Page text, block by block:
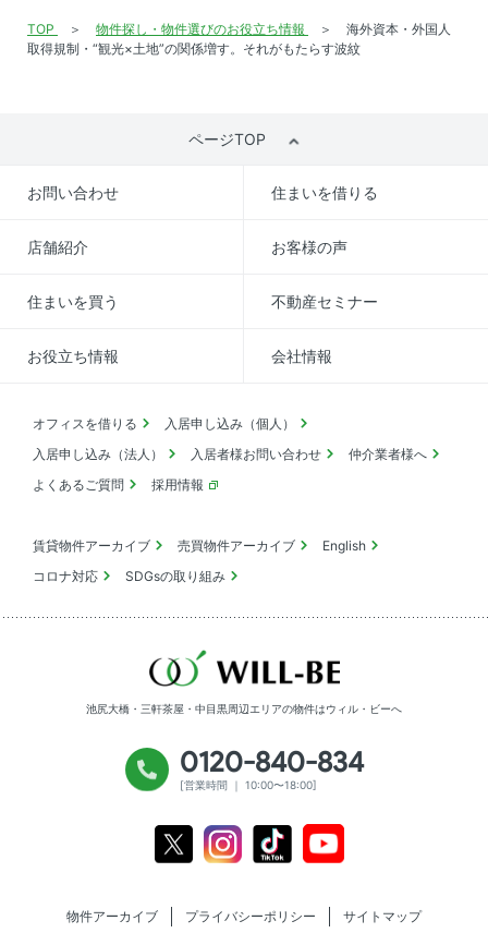
TOP 物件探し・物件選びのお役立ち情報
海外資本・外国人
取得規制・“観光×土地”の関係増す。それがもたらす波紋
ページTOP
お問い合わせ 住まいを借りる
店舗紹介 お客様の声
住まいを買う 不動産セミナー
お役立ち情報 会社情報
オフィスを借りる
入居申し込み（個人）
入居申し込み（法人）
入居者様お問い合わせ
仲介業者様へ
よくあるご質問
採用情報
賃貸物件アーカイブ 売買物件アーカイブ
English
コロナ対応
SDGsの取り組み
池尻大橋・三軒茶屋・中目黒周辺エリアの物件はウィル・ビーへ
0120-840-834
[営業時間 ｜ 10:00〜18:00]
InstagramTiktok
物件アーカイブ プライバシーポリシー サイトマップ